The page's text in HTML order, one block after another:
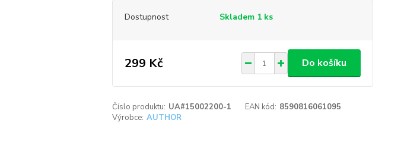
Dostupnost Skladem 1 ks
299 Kč Do košíku
Číslo produktu: UA#15002200-1 EAN kód: 8590816061095
Výrobce: AUTHOR